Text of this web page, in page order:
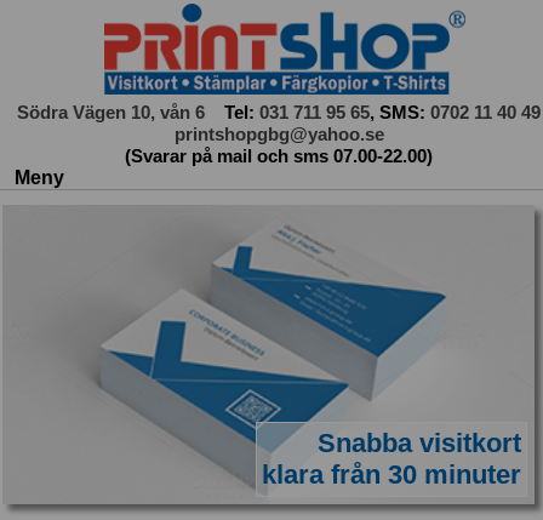
Södra Vägen 10, vån 6 Tel: 031 711 95 65, SMS: 0702 11 40 49
printshopgbg@yahoo.se
(Svarar på mail och sms 07.00-22.00)
Meny
Utskrifter
Snabba visitkort
klara från 30 minuter